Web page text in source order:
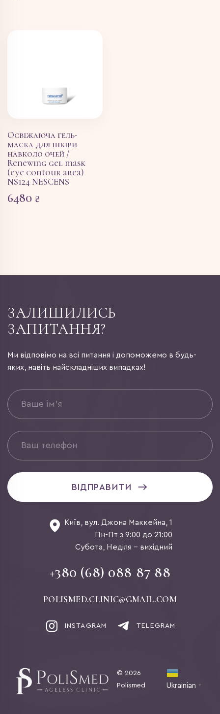
Освіжаюча гель-
маска для шкіри
навколо очей /
Renewing gel mask
(eye contour area)
NS124 NESCENS
6480 ₴
ЗАЛИШИЛИСЬ
ЗАПИТАННЯ?
Ми відповімо на всі питання і допоможемо в будь-
яких, навіть найскладніших випадках!
ВІДПРАВИТИ
Київ, вул. Джона Маккейна, 1
Пн-Пт з 9:00 до 21:00
Субота, Неділя - вихідний
+380 (68) 088 87 88
POLISMED.CLINIC@GMAIL.COM
INSTAGRAM TELEGRAM
© 2026
Polismed
Ukrainian ▼